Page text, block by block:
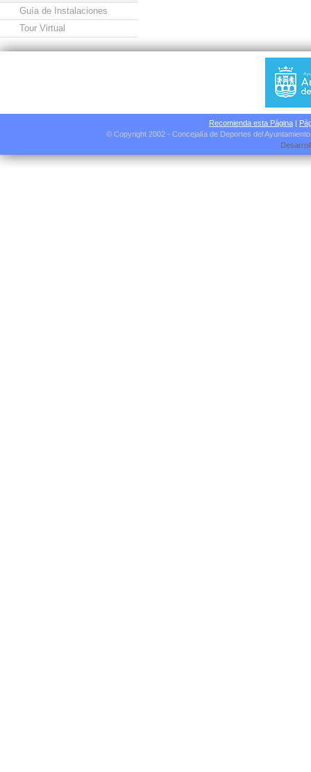
Guía de Instalaciones
Tour Virtual
Recomienda esta Página |
© Copyright 2002 - Concejalía de Deportes del